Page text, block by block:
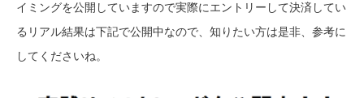
イミングを公開していますので実際にエントリーして決済してい
るリアル結果は下記で公開中なので、知りたい方は是非、参考に
してくださいね。